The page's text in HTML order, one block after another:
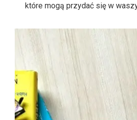
które mogą przydać się w